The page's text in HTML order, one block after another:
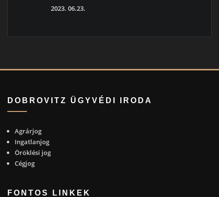
06.23.
DOBROVITZ ÜGYVÉDI IRODA
Agrárjog
Ingatlanjog
Öröklési jog
Cégjog
FONTOS LINKEK